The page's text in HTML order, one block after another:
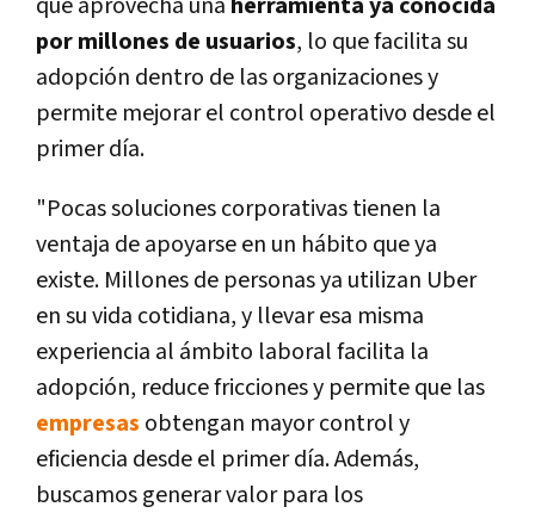
por millones de usuarios, lo que facilita su
adopción dentro de las organizaciones y
permite mejorar el control operativo desde el
primer día.
"Pocas soluciones corporativas tienen la
ventaja de apoyarse en un hábito que ya
existe. Millones de personas ya utilizan Uber
en su vida cotidiana, y llevar esa misma
experiencia al ámbito laboral facilita la
adopción, reduce fricciones y permite que las
empresas obtengan mayor control y
eficiencia desde el primer día. Además,
buscamos generar valor para los